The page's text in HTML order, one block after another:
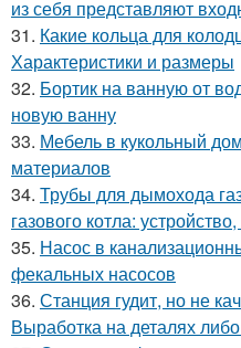
из себя представляют
31. Какие кольца для
Характеристики и размеры
32. Бортик на ванную от
новую ванну
33. Мебель в кукольный
материалов
34. Трубы для дымохода
газового котла:
35. Насос в
фекальных насосов
36. Станция гудит, но не
Выработка на деталях